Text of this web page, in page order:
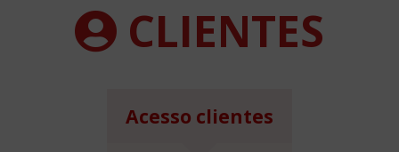
CLIENTES
Acesso clientes